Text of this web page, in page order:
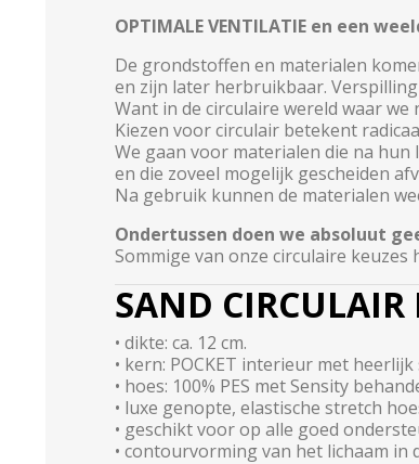
OPTIMALE VENTILATIE en een
De grondstoffen en materialen
en zijn later herbruikbaar.
Want in de circulaire wereld waar
Kiezen voor circulair betekent
We gaan voor materialen die na
en die zoveel mogelijk gescheiden
Na gebruik kunnen de materialen
Ondertussen doen we absoluut
Sommige van onze circulaire
SAND
• dikte: ca. 12 cm.
• kern: POCKET interieur met
• hoes: 100% PES met Sensity
• luxe genopte, elastische stretch
• geschikt voor op alle goed
• contourvorming van het lichaam